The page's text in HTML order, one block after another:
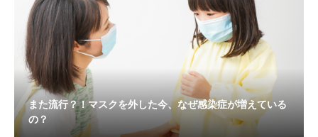
また流行？！マスクを外した今、なぜ感染症が増えている
の？